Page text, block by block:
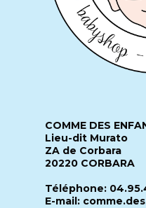
COMME DES
Lieu-dit Murato
ZA de Corbara
20220 CORBARA
Téléphone:
E-mail: